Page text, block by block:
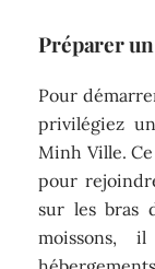
Préparer un
Pour
privilégiez
Minh Ville.
pour
sur les bras
moissons,